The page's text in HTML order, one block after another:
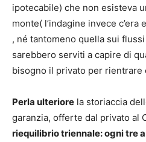
ipotecabile) che non esisteva
monte( l’indagine invece
, né tantomeno quella sui
sarebbero serviti a capire di
bisogno il privato per rientrare
Perla ulteriore la storiaccia
garanzia, offerte dal privato al
riequilibrio triennale: ogni tre